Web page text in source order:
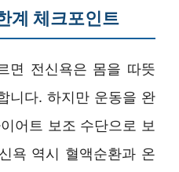
계 체크포인트
면 전신욕은 몸을 따뜻
니다. 하지만 운동을 완
어트 보조 수단으로 보
욕 역시 혈액순환과 온